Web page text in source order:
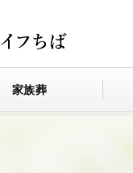
家族葬